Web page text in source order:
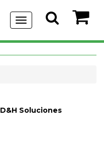
Menu
de
Navegación
D&H Soluciones